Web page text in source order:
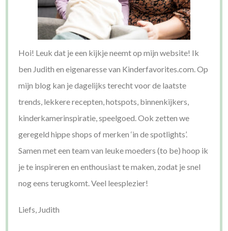
Hoi! Leuk dat je een kijkje neemt op mijn website! Ik
ben Judith en eigenaresse van Kinderfavorites.com. Op
mijn blog kan je dagelijks terecht voor de laatste
trends, lekkere recepten, hotspots, binnenkijkers,
kinderkamerinspiratie, speelgoed. Ook zetten we
geregeld hippe shops of merken ‘in de spotlights’.
Samen met een team van leuke moeders (to be) hoop ik
je te inspireren en enthousiast te maken, zodat je snel
nog eens terugkomt. Veel leesplezier!
Liefs, Judith